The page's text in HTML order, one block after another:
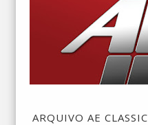
ARQUIVO AE CLASSIC